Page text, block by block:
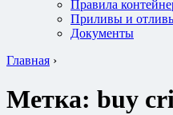
Правила
Приливы и
Документы
Главная ›
Метка: buy